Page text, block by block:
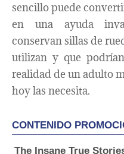
sencillo puede
en una ayuda
conservan sillas de
utilizan y que
realidad de un adulto
hoy las necesita.